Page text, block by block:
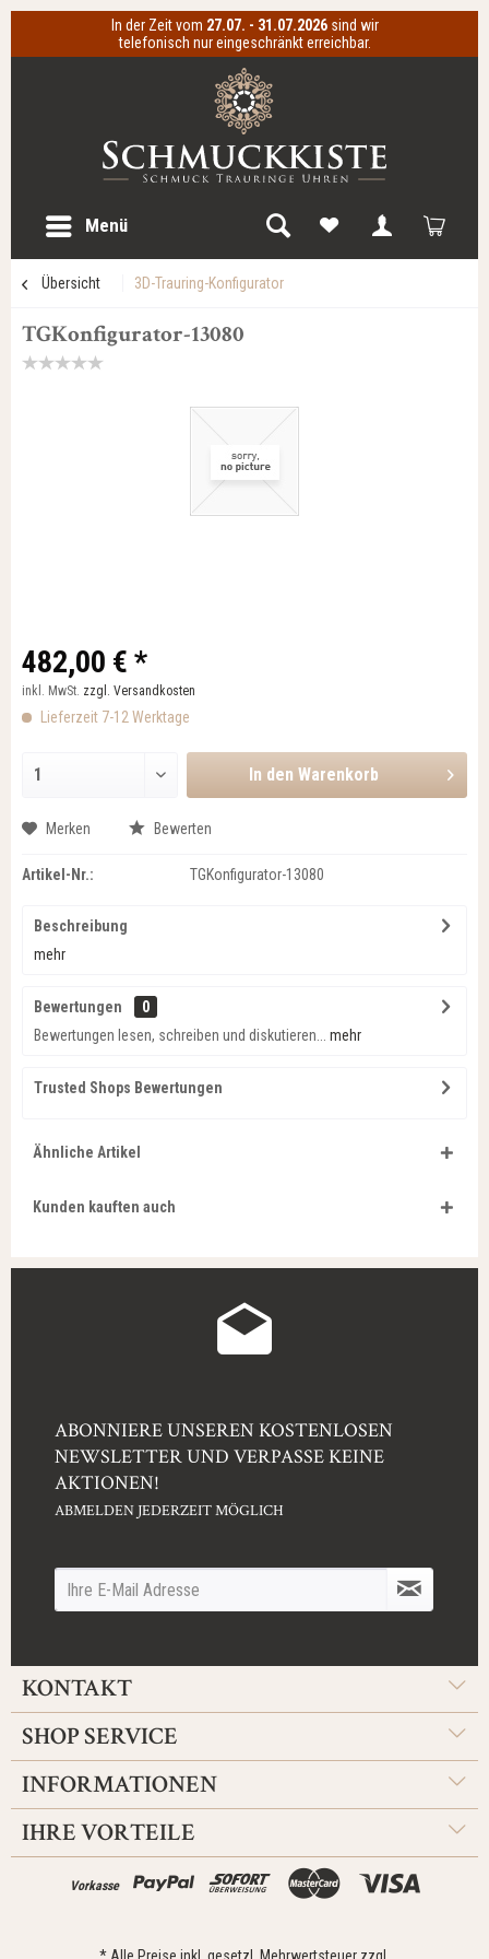
In der Zeit vom 27.07. - 31.07.2026 sind wir
telefonisch nur eingeschränkt erreichbar.
Menü
Übersicht 3D-Trauring-Konfigurator
TGKonfigurator-13080
482,00 € *
inkl. MwSt. zzgl. Versandkosten
Lieferzeit 7-12 Werktage
In den Warenkorb
Merken Bewerten
Artikel-Nr.: TGKonfigurator-13080
Beschreibung
mehr
Bewertungen
0
Bewertungen lesen, schreiben und diskutieren...
mehr
Trusted Shops Bewertungen
Ähnliche Artikel
Kunden kauften auch
ABONNIERE UNSEREN KOSTENLOSEN
NEWSLETTER UND VERPASSE KEINE
AKTIONEN!
ABMELDEN JEDERZEIT MÖGLICH
KONTAKT
SHOP SERVICE
INFORMATIONEN
IHRE VORTEILE
Vorkasse